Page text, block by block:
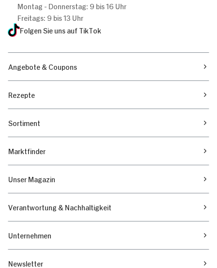
weiteren Daten zusammen, die Sie ihnen
bereitgestellt haben oder die sie im Rahmen
Ihrer Nutzung der Dienste gesammelt haben.
Einwilligungsauswahl
Notwendig
Montag - Donnerstag: 9 bis 16 Uhr
Freitags: 9 bis 13 Uhr
Folgen Sie uns auf TikTok
Angebote & Coupons
Rezepte
Sortiment
Marktfinder
Unser Magazin
Verantwortung & Nachhaltigkeit
Unternehmen
Newsletter